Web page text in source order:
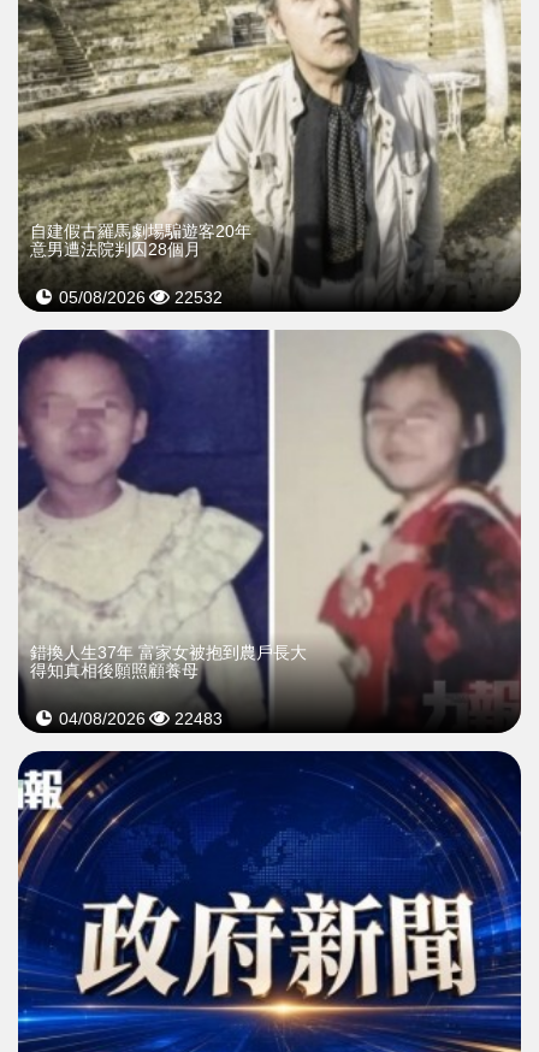
自建假古羅馬劇場騙遊客20年
意男遭法院判囚28個月
05/08/2026 22532
錯換人生37年 富家女被抱到農戶長大
得知真相後願照顧養母
04/08/2026 22483